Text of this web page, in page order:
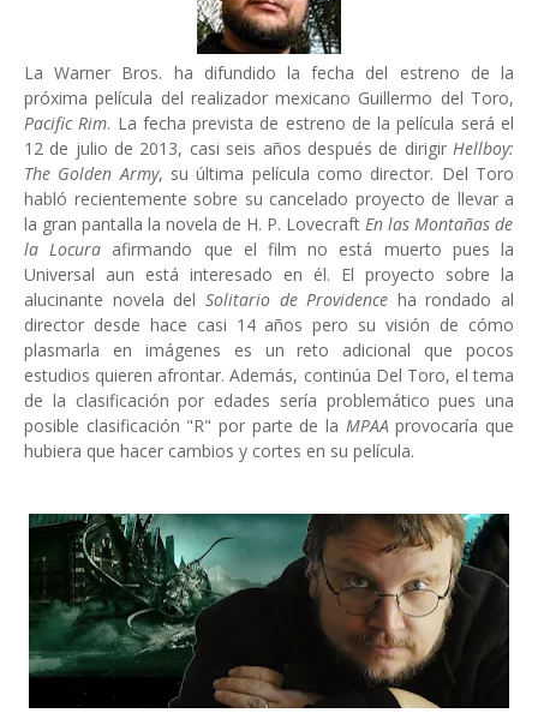
La Warner Bros. ha difundido la fecha del estreno de la
próxima película del realizador mexicano Guillermo del Toro,
Pacific Rim. La fecha prevista de estreno de la película será el
12 de julio de 2013, casi seis años después de dirigir Hellboy:
The Golden Army, su última película como director. Del Toro
habló recientemente sobre su cancelado proyecto de llevar a
la gran pantalla la novela de H. P. Lovecraft En las Montañas de
laLocura afirmando que el film no está muerto pues la
Universal aun está interesado en él. El proyecto sobre la
alucinante novela del Solitario de Providence ha rondado al
director desde hace casi 14 años pero su visión de cómo
plasmarla en imágenes es un reto adicional que pocos
estudios quieren afrontar. Además, continúa Del Toro, el tema
de la clasificación por edades sería problemático pues una
posible clasificación "R" por parte de la MPAA provocaría que
hubiera que hacer cambios y cortes en su película.